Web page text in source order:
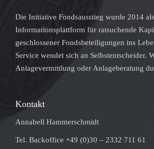
Die Initiative Fondsausstieg wurde 2014 als
Informationsplattform für ratsuchende
geschlossener Fondsbeteiligungen ins
Service wendet sich an Selbstentscheider.
Anlagevermittlung oder Anlageberatung
Kontakt
Annabell Hammerschmidt
Tel. Backoffice +49 (0)30 – 2332 711 61